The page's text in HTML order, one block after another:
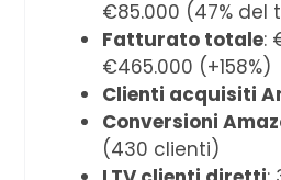
€85.000 (47% del
Fatturato totale:
€465.000 (+158%)
Clienti acquisiti
Conversioni
(430 clienti)